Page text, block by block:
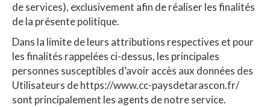
de services), exclusivement afin de réaliser les finalités
de la présente politique.
Dans la limite de leurs attributions respectives et pour
les finalités rappelées ci-dessus, les principales
personnes susceptibles d’avoir accès aux données des
Utilisateurs de https://www.cc-paysdetarascon.fr/
sont principalement les agents de notre service.